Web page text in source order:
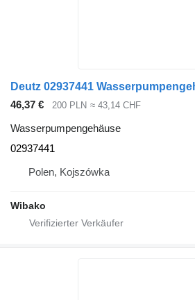
Deutz 02937441
46,37 €
200 PLN ≈ 43,14 CHF
Wasserpumpengehäuse
02937441
Polen, Kojszówka
Wibako